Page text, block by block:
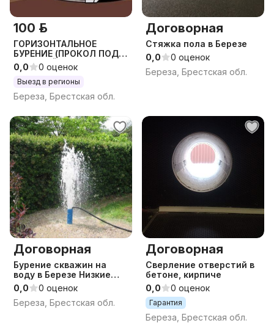
100 р.
ГОРИЗОНТАЛЬНОЕ
БУРЕНИЕ (ПРОКОЛ ПОД
ДОРОГОЙ) ГНБ
0,0 0 оценок
Выезд в регионы
Береза, Брестская обл.
Договорная
Стяжка пола в Березе
0,0
0 оценок
Береза, Брестская обл.
Договорная
Бурение скважин на
воду в Березе Низкие
цены
0,0
0 оценок
Береза, Брестская обл.
Договорная
Сверление отверстий в
бетоне, кирпиче
0,0
0 оценок
Гарантия
Береза, Брестская обл.